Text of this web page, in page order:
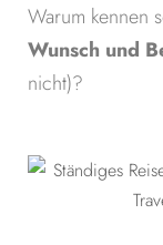
Warum kennen
Wunsch und
nicht)?